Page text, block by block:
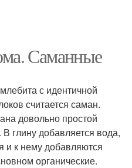
Саманные
с идентичной
считается саман.
довольно простой
глину добавляется вода,
и к нему добавляются
органические.